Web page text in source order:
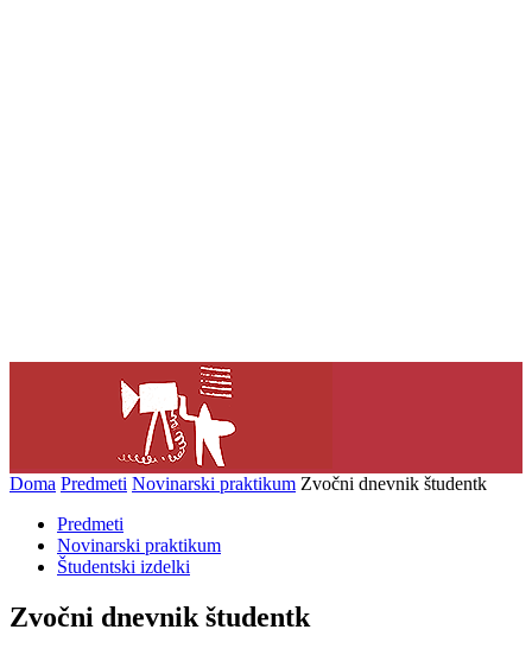
Doma Predmeti Novinarski praktikum Zvočni dnevnik študentk
Predmeti
Novinarski praktikum
Študentski izdelki
Zvočni dnevnik študentk